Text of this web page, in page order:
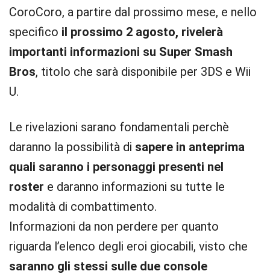
CoroCoro, a partire dal prossimo mese, e nello
specifico il prossimo 2 agosto, rivelerà
importanti informazioni su Super Smash
Bros, titolo che sarà disponibile per 3DS e Wii
U.
Le rivelazioni sarano fondamentali perchè
daranno la possibilità di sapere in anteprima
quali saranno i personaggi presenti nel
roster e daranno informazioni su tutte le
modalità di combattimento.
Informazioni da non perdere per quanto
riguarda l’elenco degli eroi giocabili, visto che
saranno gli stessi sulle due console